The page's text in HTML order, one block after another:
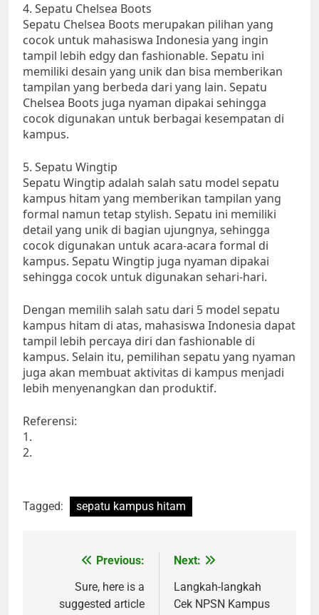
4. Sepatu Chelsea Boots
Sepatu Chelsea Boots merupakan pilihan yang
cocok untuk mahasiswa Indonesia yang ingin
tampil lebih edgy dan fashionable. Sepatu ini
memiliki desain yang unik dan bisa memberikan
tampilan yang berbeda dari yang lain. Sepatu
Chelsea Boots juga nyaman dipakai sehingga
cocok digunakan untuk berbagai kesempatan di
kampus.
5. Sepatu Wingtip
Sepatu Wingtip adalah salah satu model sepatu
kampus hitam yang memberikan tampilan yang
formal namun tetap stylish. Sepatu ini memiliki
detail yang unik di bagian ujungnya, sehingga
cocok digunakan untuk acara-acara formal di
kampus. Sepatu Wingtip juga nyaman dipakai
sehingga cocok untuk digunakan sehari-hari.
Dengan memilih salah satu dari 5 model sepatu
kampus hitam di atas, mahasiswa Indonesia dapat
tampil lebih percaya diri dan fashionable di
kampus. Selain itu, pemilihan sepatu yang nyaman
juga akan membuat aktivitas di kampus menjadi
lebih menyenangkan dan produktif.
Referensi:
1.
2.
Tagged: sepatu kampus hitam
navigation
Previous:
Sure, here is a
suggested article
Next:
Langkah-langkah
Cek NPSN Kampus